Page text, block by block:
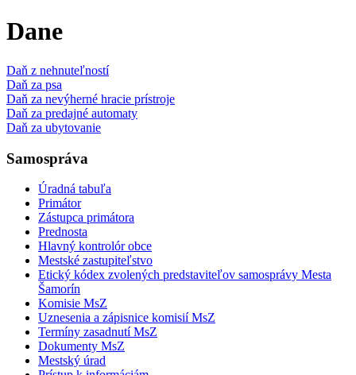
Dane
Daň z nehnuteľností
Daň za psa
Daň za nevýherné hracie prístroje
Daň za predajné automaty
Daň za ubytovanie
Samospráva
Úradná tabuľa
Primátor
Zástupca primátora
Prednosta
Hlavný kontrolór obce
Mestské zastupiteľstvo
Etický kódex zvolených predstaviteľov samosprávy Mesta
Šamorín
Komisie MsZ
Uznesenia a zápisnice komisií MsZ
Termíny zasadnutí MsZ
Dokumenty MsZ
Mestský úrad